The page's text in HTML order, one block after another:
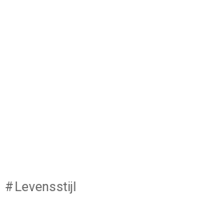
Levensstijl